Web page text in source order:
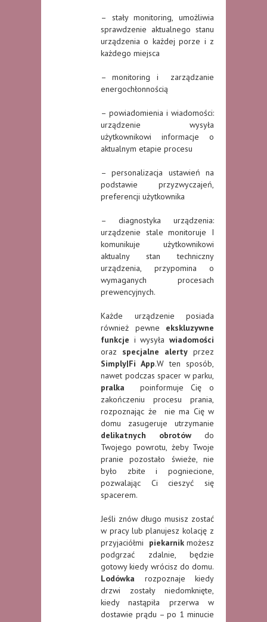
– stały monitoring, umożliwia
sprawdzenie aktualnego stanu
urządzenia o każdej porze i z
każdego miejsca
– monitoring i zarządzanie
energochłonnością
– powiadomienia i wiadomości:
urządzenie wysyła
użytkownikowi informacje o
aktualnym etapie procesu
– personalizacja ustawień na
podstawie przyzwyczajeń,
preferencji użytkownika
– diagnostyka urządzenia:
urządzenie stale monitoruje I
komunikuje użytkownikowi
aktualny stan techniczny
urządzenia, przypomina o
wymaganych procesach
prewencyjnych.
Każde urządzenie posiada
również pewne ekskluzywne
funkcje i wysyławiadomości
oraz specjalne alerty przez
Simply|Fi App.W ten sposób,
nawet podczas spacer w parku,
pralka poinformuje Cię o
zakończeniu procesu prania,
rozpoznając że nie ma Cię w
domu zasugeruje utrzymanie
delikatnych obrotów do
Twojego powrotu, żeby Twoje
pranie pozostało świeże, nie
było zbite i pogniecione,
pozwalając Ci cieszyć się
spacerem.
Jeśli znów długo musisz zostać
w pracy lub planujesz kolację z
przyjaciółmi piekarnikmożesz
podgrzać zdalnie, będzie
gotowy kiedy wrócisz do domu.
Lodówka rozpoznaje kiedy
drzwi zostały niedomknięte,
kiedy nastąpiła przerwa w
dostawie prądu – po 1 minucie